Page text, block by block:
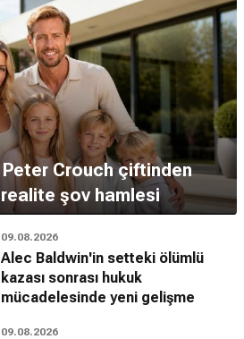
Crouch çiftinden
şov hamlesi
09.08.2026
Alec Baldwin'in setteki ölümlü
kazası sonrası hukuk
mücadelesinde yeni gelişme
09.08.2026